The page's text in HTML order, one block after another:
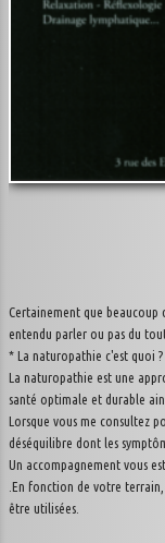
Certainement que
entendu parler ou pas du tout
* La naturopathie c'est quoi ?
La naturopathie est une
santé optimale et durable
Lorsque vous me consultez
déséquilibre dont les
Un accompagnement vous
.En fonction de votre
être utilisées.